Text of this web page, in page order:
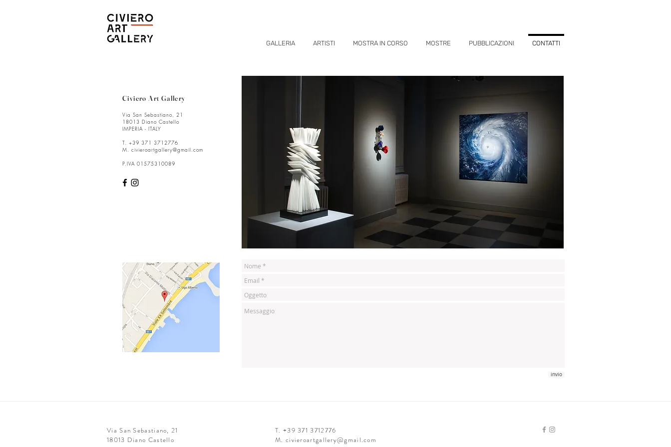
GALLERIA ARTISTI MOSTRA IN CORSO MOSTRE PUBBLICAZIONI CONTATTI
Civiero Art Gallery
Via San Sebastiano, 21
18013 Diano Castello
IMPERIA - ITALY
T. +39 371 3712776
M. civieroartgallery@gmail.com
P.IVA 01575310089
invio
Via San Sebastiano, 21
18013 Diano Castello
T. +39 371 3712776
M. civieroartgallery@gmail.com